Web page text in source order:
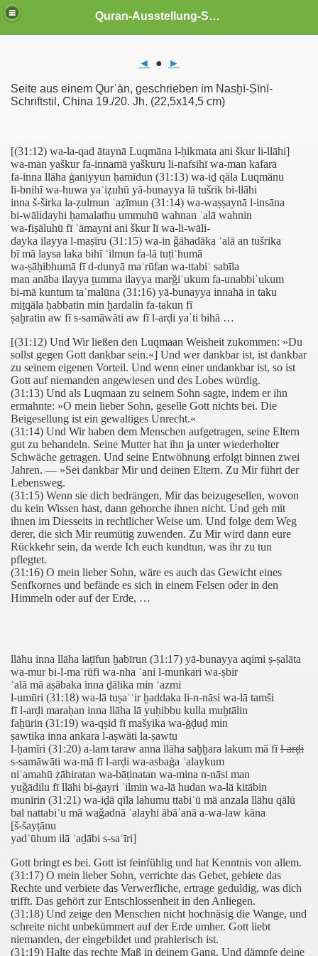
Quran-Ausstellung-Schwerin
◄ ● ►
Seite aus einem Qurˈān, geschrieben im Nasḫī-Ṣīnī-
Schriftstil, China 19./20. Jh. (22,5x14,5 cm)
[(31:12) wa-la-qad ātaynā Luqmāna l-ḥikmata ani škur li-llāhi]
wa-man yaškur fa-innamā yaškuru li-nafsihī wa-man kafara
fa-inna llāha ġaniyyun ḥamīdun (31:13) wa-iḏ qāla Luqmānu
li-bnihī wa-huwa yaʿiẓuhū yā-bunayya lā tušrik bi-llāhi
inna š-širka la-ẓulmun ʿaẓīmun (31:14) wa-waṣṣaynā l-insāna
bi-wālidayhi ḥamalathu ummuhū wahnan ʿalā wahnin
wa-fiṣāluhū fī ʿāmayni ani škur lī wa-li-wāli-
dayka ilayya l-maṣīru (31:15) wa-in ǧāhadāka ʿalā an tušrika
bī mā laysa laka bihī ʿilmun fa-lā tuṭiʿhumā
wa-ṣāḥibhumā fī d-dunyā maʿrūfan wa-ttabiʿ sabīla
man anāba ilayya ṯumma ilayya marǧiʿukum fa-unabbiˈukum
bi-mā kuntum taʿmalūna (31:16) yā-bunayya innahā in taku
miṯqāla ḥabbatin min ḫardalin fa-takun fī
ṣaḫratin aw fī s-samāwāti aw fī l-arḍi yaˈti bihā …
[(31:12) Und Wir ließen den Luqmaan Weisheit zukommen: »Du
sollst gegen Gott dankbar sein.«] Und wer dankbar ist, ist dankbar
zu seinem eigenen Vorteil. Und wenn einer undankbar ist, so ist
Gott auf niemanden angewiesen und des Lobes würdig.
(31:13) Und als Luqmaan zu seinem Sohn sagte, indem er ihn
ermahnte: »O mein lieber Sohn, geselle Gott nichts bei. Die
Beigesellung ist ein gewaltiges Unrecht.«
(31:14) Und Wir haben dem Menschen aufgetragen, seine Eltern
gut zu behandeln. Seine Mutter hat ihn ja unter wiederholter
Schwäche getragen. Und seine Entwöhnung erfolgt binnen zwei
Jahren. — »Sei dankbar Mir und deinen Eltern. Zu Mir führt der
Lebensweg.
(31:15) Wenn sie dich bedrängen, Mir das beizugesellen, wovon
du kein Wissen hast, dann gehorche ihnen nicht. Und geh mit
ihnen im Diesseits in rechtlicher Weise um. Und folge dem Weg
derer, die sich Mir reumütig zuwenden. Zu Mir wird dann eure
Rückkehr sein, da werde Ich euch kundtun, was ihr zu tun
pflegtet.
(31:16) O mein lieber Sohn, wäre es auch das Gewicht eines
Senfkornes und befände es sich in einem Felsen oder in den
Himmeln oder auf der Erde, …
llāhu inna llāha laṭīfun ḫabīrun (31:17) yā-bunayya aqimi ṣ-ṣalāta
wa-mur bi-l-maʿrūfi wa-nha ʿani l-munkari wa-ṣbir
ʿalā mā aṣābaka inna ḏālika min ʿazmi
l-umūri (31:18) wa-lā tuṣaʿʿir ḫaddaka li-n-nāsi wa-lā tamši
fī l-arḍi maraḥan inna llāha lā yuḥibbu kulla muḫtālin
faḫūrin (31:19) wa-qṣid fī mašyika wa-ġḍuḍ min
ṣawtika inna ankara l-aṣwāti la-ṣawtu
l-ḥamīri (31:20) a-lam taraw anna llāha saḫḫara lakum mā fīl-arḍi
s-samāwāti wa-mā fī l-arḍi wa-asbaġa ʿalaykum
niʿamahū ẓāhiratan wa-bāṭinatan wa-mina n-nāsi man
yuǧādilu fī llāhi bi-ġayri ʿilmin wa-lā hudan wa-lā kitābin
munīrin (31:21) wa-iḏā qīla lahumu ttabiʿū mā anzala llāhu qālū
bal nattabiʿu mā waǧadnā ʿalayhi ābāˈanā a-wa-law kāna
[š-šayṭānu
yadʿūhum ilā ʿaḏābi s-saʿīri]
Gott bringt es bei. Gott ist feinfühlig und hat Kenntnis von allem.
(31:17) O mein lieber Sohn, verrichte das Gebet, gebiete das
Rechte und verbiete das Verwerfliche, ertrage geduldig, was dich
trifft. Das gehört zur Entschlossenheit in den Anliegen.
(31:18) Und zeige den Menschen nicht hochnäsig die Wange, und
schreite nicht unbekümmert auf der Erde umher. Gott liebt
niemanden, der eingebildet und prahlerisch ist.
(31:19) Halte das rechte Maß in deinem Gang. Und dämpfe deine
(an-Nisa - die Frauen), Vers 1
33-44
des Krieges), Verse 1-11
des Krieges), Verse 28-36
30-36
(Yusuf - Josef), Verse 1-15
17-28
10-22
Verse 15-25
- 20. Sure TaHa, Vers 37
Verse 63-73
Verse 21-38
Verse 86-120
52 - 31. Sure (Luqmān - der Weise), Vers 4
12-21
17-31
des Knies), Verse 17-25
des Knies), Vers 25 - 46. Sure (al-Ahqaf), Vers 4
15-26
24-29
Verse 1-22